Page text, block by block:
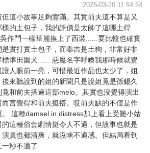
2025-03-20 11:54:54
這小故事足夠豐滿。其實前夫這不算是又
的土包子，我的評價是太帥了這哪土得
作鬥一樣華麗換上了西裝......要比較也確實
實打實土包子，而奉吉是土狗，非常好非
準田園犬...... 惡魔名字呼喚我那時候就覺
人眼前一亮，可惜最近作品也太少了，姐
來聽說到的姐的新聞只是說姐竟是孫錫久
和前夫搭過這部melo。其實也沒覺得演出
而言覺得和前夫挺搭。哎前夫缺的不僅是作
這種damsel in distress加上看上受難小姑
這種俗套劇情挺令人不適，但故事也就是
員也都清爽，就沒啥不適感。但結局看到
秒不適了